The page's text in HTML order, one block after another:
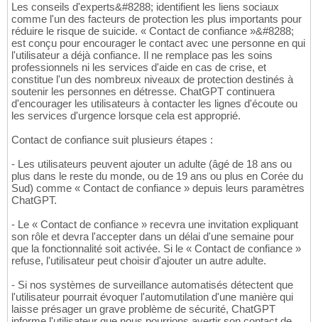
Les conseils d'experts&#8288; identifient les liens sociaux
comme l'un des facteurs de protection les plus importants pour
réduire le risque de suicide. « Contact de confiance »&#8288;
est conçu pour encourager le contact avec une personne en qui
l'utilisateur a déjà confiance. Il ne remplace pas les soins
professionnels ni les services d'aide en cas de crise, et
constitue l'un des nombreux niveaux de protection destinés à
soutenir les personnes en détresse. ChatGPT continuera
d'encourager les utilisateurs à contacter les lignes d'écoute ou
les services d'urgence lorsque cela est approprié.
Contact de confiance suit plusieurs étapes :
- Les utilisateurs peuvent ajouter un adulte (âgé de 18 ans ou
plus dans le reste du monde, ou de 19 ans ou plus en Corée du
Sud) comme « Contact de confiance » depuis leurs paramètres
ChatGPT.
- Le « Contact de confiance » recevra une invitation expliquant
son rôle et devra l'accepter dans un délai d'une semaine pour
que la fonctionnalité soit activée. Si le « Contact de confiance »
refuse, l'utilisateur peut choisir d'ajouter un autre adulte.
- Si nos systèmes de surveillance automatisés détectent que
l'utilisateur pourrait évoquer l'automutilation d'une manière qui
laisse présager un grave problème de sécurité, ChatGPT